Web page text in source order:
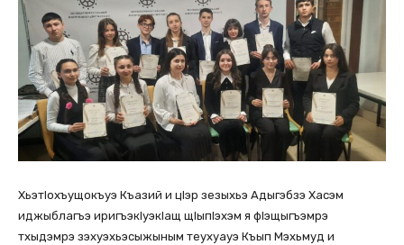
ХьэтIохъущокъуэ Къазий и цIэр зезыхьэ Адыгэбзэ Хасэм
иджыблагъэ иригъэкIуэкIащ щIыпIэхэм я фIэщыгъэмрэ
тхыдэмрэ зэхуэхьэсыжыным теухуауэ Къып Мэхьмуд и